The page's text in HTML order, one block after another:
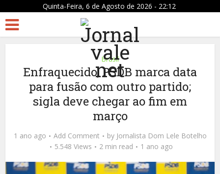
Quinta-Feira, 6 de Agosto de 2026 - 22:12
Brasil
Enfraquecido, PSDB marca data
para fusão com outro partido;
sigla deve chegar ao fim em
março
1 ano ago Add Comment by Jornalista Dom Lele Botelho
5.548 Views
2 min read 1 ano ago